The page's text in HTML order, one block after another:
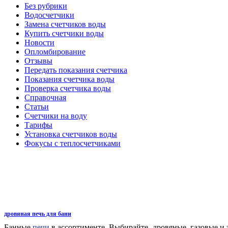
Без рубрики
Водосчетчики
Замена счетчиков воды
Купить счетчики воды
Новости
Опломбирование
Отзывы
Передать показания счетчика
Показания счетчика воды
Проверка счетчика воды
Справочная
Статьи
Счетчики на воду
Тарифы
Установка счетчиков воды
Фокусы с теплосчетчиками
дровяная печь для бани